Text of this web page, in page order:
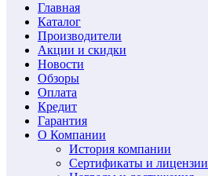
Главная
Каталог
Производители
Акции и скидки
Новости
Обзоры
Оплата
Кредит
Гарантия
О Компании
История компании
Сертификаты и лицензии